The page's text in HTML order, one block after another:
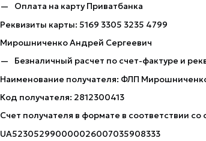
Оплата на карту Приватбанка
Реквизиты карты: 5169 3305 3235 4799
Мирошниченко Андрей Сергеевич
Безналичный расчет по счет-фактуре и
Наименование получателя: ФЛП
Код получателя: 2812300413
Счет получателя в формате в соответствии со
UA523052990000026007035908333